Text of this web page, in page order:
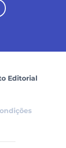
Editorial